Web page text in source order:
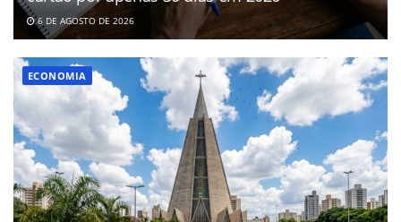
6 DE AGOSTO DE 2026
ECONOMIA